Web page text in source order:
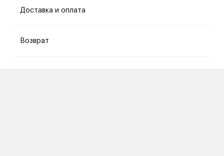
Доставка и оплата
Возврат